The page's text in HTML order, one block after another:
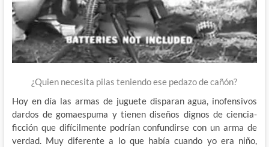
¿Quien necesita pilas teniendo ese pedazo de cañón?
Hoy en día las armas de juguete disparan agua, inofensivos
dardos de gomaespuma y tienen diseños dignos de ciencia-
ficción que difícilmente podrían confundirse con un arma de
verdad. Muy diferente a lo que había cuando yo era niño,